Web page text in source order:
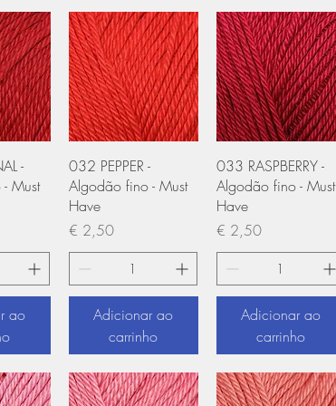
-
Must
ao
Visualização rápida
032 PEPPER -
Algodão fino - Must
Have
Preço
€ 2,50
Adicionar ao
carrinho
Visualização rápida
033 RASPBERRY -
Algodão fino - Must
Have
Preço
€ 2,50
Adicionar ao
carrinho